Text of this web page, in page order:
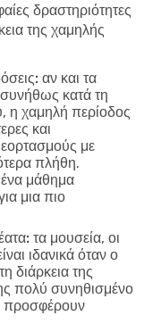
δραστηριότητες
της χαμηλής
αν και τα
συνήθως κατά τη
η χαμηλή περίοδος
και
με
πλήθη.
μάθημα
μια πιο
τα μουσεία, οι
ιδανικά όταν ο
διάρκεια της
πολύ συνηθισμένο
προσφέρουν